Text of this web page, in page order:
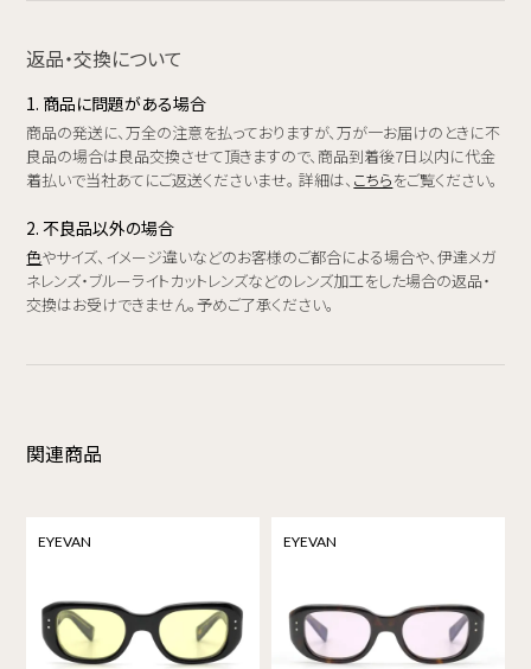
返品・交換について
1. 商品に問題がある場合
商品の発送に、万全の注意を払っておりますが、万が一お届けのときに不
良品の場合は良品交換させて頂きますので、商品到着後7日以内に代金
着払いで当社あてにご返送くださいませ。 詳細は、 こちらをご覧ください。
2. 不良品以外の場合
色やサイズ、イメージ違いなどのお客様のご都合による場合や、伊達メガ
ネレンズ・ブルーライトカットレンズなどのレンズ加工をした場合の返品・
交換はお受けできません。予めご了承ください。
関連商品
EYEVAN EYEVAN